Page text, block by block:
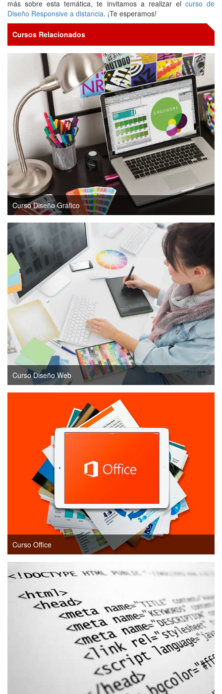
más sobre esta temática, te invitamos a realizar el curso de
Diseño Responsive a distancia. ¡Te esperamos!
Cursos Relacionados
Curso Diseño Gráfico
Curso Diseño Web
Curso Office